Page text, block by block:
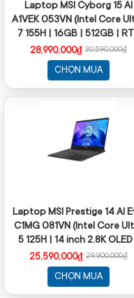
Laptop MSI Cyborg 15 AI
A1VEK 053VN (Intel Core
7 155H | 16GB | 512GB |
4050 GDDR6 | 15.6 inch
Windows 11 Home | Black)
28,990,000₫ 30,590,000₫
CHỌN MUA
Laptop MSI Prestige 14 AI
C1MG 081VN (Intel Core
5 125H | 14 inch 2.8K OLED |
16GB | 512GB | Win 11 | Xám)
25,590,000₫ 29,900,000₫
CHỌN MUA